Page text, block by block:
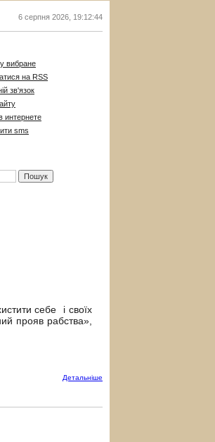
6 серпня 2026 19:12:45
вибране
на RSS
зв'язок
интернете
sms
себе і своїх
прояв рабства»,
Детальнiше